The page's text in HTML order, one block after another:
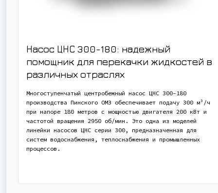
Насос ЦНС 300-180: надежный
помощник для перекачки жидкостей в
различных отраслях
Многоступенчатый центробежный насос ЦНС 300-180
производства Пинского ОМЗ обеспечивает подачу 300 м³/ч
при напоре 180 метров с мощностью двигателя 200 кВт и
частотой вращения 2950 об/мин. Это одна из моделей
линейки насосов ЦНС серии 300, предназначенная для
систем водоснабжения, теплоснабжения и промышленных
процессов.